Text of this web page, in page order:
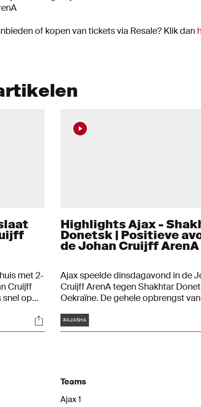
of kopen van tickets via Resale? Klik dan
met 2-
Cruijff
snel op
een schot
op
Socials
Highlights Ajax -
Donetsk | Positieve
de Johan Cruijff ArenA
Ajax speelde dinsdagavond in de
Cruijff ArenA tegen Shakhtar
Oekraïne. De gehele opbrengst
projecten en instanties die hulp
Oekraïense vluchtelingen en
Tags
#AJASHA
Teams
Ajax 1